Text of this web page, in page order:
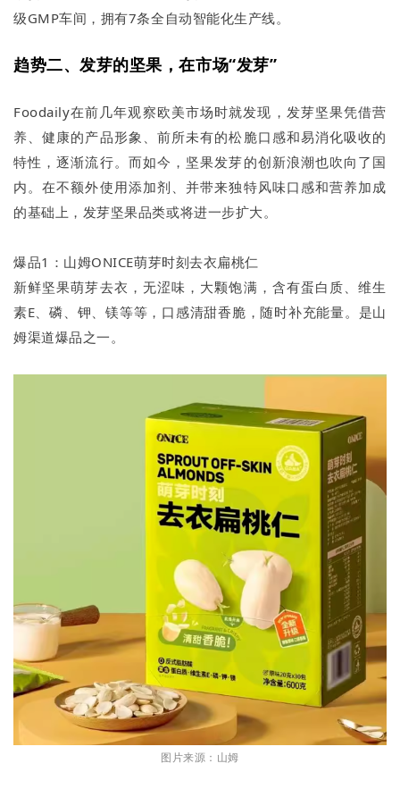
级GMP车间，拥有7条全自动智能化生产线。
趋势二、发芽的坚果，在市场“发芽”
Foodaily在前几年观察欧美市场时就发现，发芽坚果凭借营
养、健康的产品形象、前所未有的松脆口感和易消化吸收的
特性，逐渐流行。而如今，坚果发芽的创新浪潮也吹向了国
内。在不额外使用添加剂、并带来独特风味口感和营养加成
的基础上，发芽坚果品类或将进一步扩大。
爆品1：山姆ONICE萌芽时刻去衣扁桃仁
新鲜坚果萌芽去衣，无涩味，大颗饱满，含有蛋白质、维生
素E、磷、钾、镁等等，口感清甜香脆，随时补充能量。是山
姆渠道爆品之一。
图片来源：山姆